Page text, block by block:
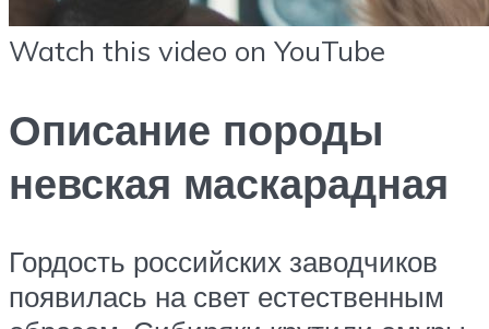
Watch this video on YouTube
Описание породы
невская маскарадная
Гордость российских заводчиков
появилась на свет естественным